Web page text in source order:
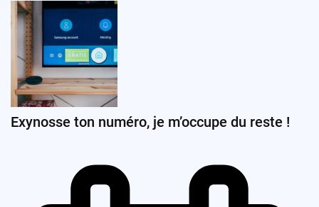
Exynosse ton numéro, je m’occupe du reste !